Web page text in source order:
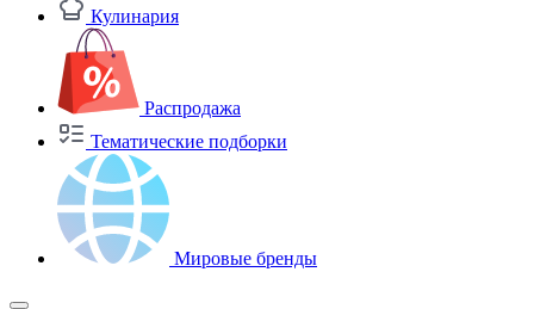
Кулинария
Распродажа
Тематические подборки
Мировые бренды